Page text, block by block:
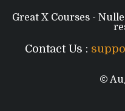
Great X Courses -
Contact Us :
©